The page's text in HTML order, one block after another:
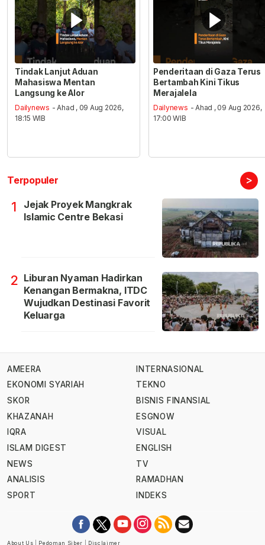
Tindak Lanjut Aduan
Mahasiswa Mentan
Langsung ke Alor
Dailynews - Ahad , 09 Aug 2026,
18:15 WIB
Penderitaan di Gaza Terus
Bertambah Kini Tikus
Merajalela
Dailynews - Ahad , 09 Aug 2026,
17:00 WIB
Terpopuler >
1
Jejak Proyek Mangkrak
Islamic Centre Bekasi
2 Liburan Nyaman Hadirkan
Kenangan Bermakna, ITDC
Wujudkan Destinasi Favorit
Keluarga
AMEERA
EKONOMI SYARIAH
SKOR
KHAZANAH
IQRA
ISLAM DIGEST
NEWS
ANALISIS
SPORT
INTERNASIONAL
TEKNO
BISNIS FINANSIAL
ESGNOW
VISUAL
ENGLISH
TV
RAMADHAN
INDEKS
About Us Pedoman Siber Disclaimer